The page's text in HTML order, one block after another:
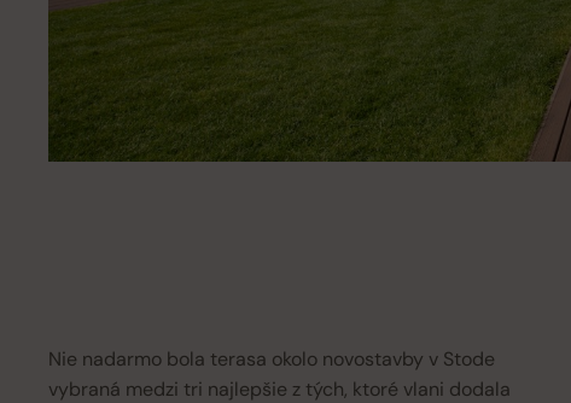
Nie nadarmo bola terasa okolo novostavby v Stode
vybraná medzi tri najlepšie z tých, ktoré vlani dodala